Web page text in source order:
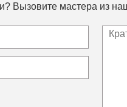
Вызовите мастера из